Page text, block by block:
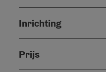
Inrichting
Prijs